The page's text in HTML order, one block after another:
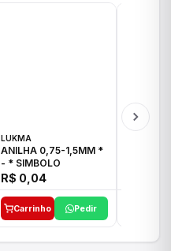
LUKMA
ANILHA 0,75-1,5MM *
- * SIMBOLO
R$ 0,04
Carrinho Pedir